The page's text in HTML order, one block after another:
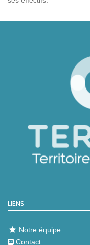
LIENS
Notre équipe
Contact